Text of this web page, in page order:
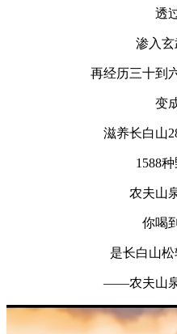
透
渗入
再经历三十到
变
滋养长白山
1588
农夫山
你喝
是长白山
——农夫山